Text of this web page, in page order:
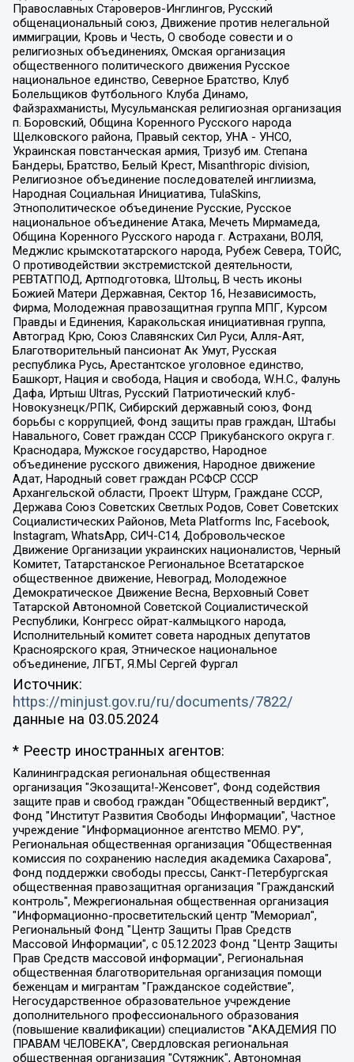
Православных Староверов-Инглингов, Русский
общенациональный союз, Движение против нелегальной
иммиграции, Кровь и Честь, О свободе совести и о
религиозных объединениях, Омская организация
общественного политического движения Русское
национальное единство, Северное Братство, Клуб
Болельщиков Футбольного Клуба Динамо,
Файзрахманисты, Мусульманская религиозная организация
п. Боровский, Община Коренного Русского народа
Щелковского района, Правый сектор, УНА - УНСО,
Украинская повстанческая армия, Тризуб им. Степана
Бандеры, Братство, Белый Крест, Misanthropic division,
Религиозное объединение последователей инглиизма,
Народная Социальная Инициатива, TulaSkins,
Этнополитическое объединение Русские, Русское
национальное объединение Атака, Мечеть Мирмамеда,
Община Коренного Русского народа г. Астрахани, ВОЛЯ,
Меджлис крымскотатарского народа, Рубеж Севера, ТОЙС,
О противодействии экстремистской деятельности,
РЕВТАТПОД, Артподготовка, Штольц, В честь иконы
Божией Матери Державная, Сектор 16, Независимость,
Фирма, Молодежная правозащитная группа МПГ, Курсом
Правды и Единения, Каракольская инициативная группа,
Автоград Крю, Союз Славянских Сил Руси, Алля-Аят,
Благотворительный пансионат Ак Умут, Русская
республика Русь, Арестантское уголовное единство,
Башкорт, Нация и свобода, Нация и свобода, W.H.С., Фалунь
Дафа, Иртыш Ultras, Русский Патриотический клуб-
Новокузнецк/РПК, Сибирский державный союз, Фонд
борьбы с коррупцией, Фонд защиты прав граждан, Штабы
Навального, Совет граждан СССР Прикубанского округа г.
Краснодара, Мужское государство, Народное
объединение русского движения, Народное движение
Адат, Народный совет граждан РСФСР СССР
Архангельской области, Проект Штурм, Граждане СССР,
Держава Союз Советских Светлых Родов, Совет Советских
Социалистических Районов, Meta Platforms Inc, Facebook,
Instagram, WhatsApp, СИЧ-С14, Добровольческое
Движение Организации украинских националистов, Черный
Комитет, Татарстанское Региональное Всетатарское
общественное движение, Невоград, Молодежное
Демократическое Движение Весна, Верховный Совет
Татарской Автономной Советской Социалистической
Республики, Конгресс ойрат-калмыцкого народа,
Исполнительный комитет совета народных депутатов
Красноярского края, Этническое национальное
объединение, ЛГБТ, Я.МЫ Сергей Фургал
Источник:
https://minjust.gov.ru/ru/documents/7822/
данные на 03.05.2024
* Реестр иностранных агентов:
Калининградская региональная общественная организация "Экозащита!-Женсовет", Фонд содействия защите прав и свобод граждан "Общественный вердикт", Фонд "Институт Развития Свободы Информации", Частное учреждение "Информационное агентство МЕМО. РУ", Региональная общественная организация "Общественная комиссия по сохранению наследия академика Сахарова", Фонд поддержки свободы прессы, Санкт-Петербургская общественная правозащитная организация "Гражданский контроль", Межрегиональная общественная организация "Информационно-просветительский центр "Мемориал", Региональный Фонд "Центр Защиты Прав Средств Массовой Информации", с 05.12.2023 Фонд "Центр Защиты Прав Средств массовой информации", Региональная общественная благотворительная организация помощи беженцам и мигрантам "Гражданское содействие", Негосударственное образовательное учреждение дополнительного профессионального образования (повышение квалификации) специалистов "АКАДЕМИЯ ПО ПРАВАМ ЧЕЛОВЕКА", Свердловская региональная общественная организация "Сутяжник", Автономная некоммерческая организация "Центр независимых социологических исследований", Союз общественных объединений "Российский исследовательский центр по правам человека", Региональное общественное учреждение научно-информационный центр "МЕМОРИАЛ", Некоммерческая организация "Фонд защиты гласности", Автономная некоммерческая организация "Институт прав человека", Городская общественная организация "Екатеринбургское общество "МЕМОРИАЛ", Городская общественная организация "Рязанское историко-просветительское и правозащитное общество "Мемориал" (Рязанский Мемориал), Челябинский региональный орган общественной самодеятельности – женское общественное объединение "Женщины Евразии", Челябинский региональный орган общественной самодеятельности "Уральская правозащитная группа", Фонд содействия защите здоровья и социальной справедливости имени Андрея Рылькова, Автономная Некоммерческая Организация "Аналитический Центр Юрия Левады", Автономная некоммерческая организация социальной поддержки населения "Проект Апрель", Региональная общественная организация помощи женщинам и детям, находящимся в кризисной ситуации "Информационно-методический центр "Анна", Фонд содействия развитию массовых коммуникаций и правовому просвещению "Так-так-Так", Фонд содействия устойчивому развитию "Серебряная тайга", Свердловский региональный общественный фонд социальных проектов "Новое время", "Idel.Реалии", Кавказ.Реалии, Крым.Реалии, Телеканал Настоящее Время, Татаро-башкирская служба Радио Свобода (Azatliq Radiosi), Радио Свободная Европа/Радио Свобода (PCE/PC), "Сибирь.Реалии", "Фактограф", Благотворительный фонд помощи осужденным и их семьям, Автономная некоммерческая организация "Институт глобализации и социальных движений", Фонд "В защиту прав заключенных", Частное учреждение "Центр поддержки и содействия развитию средств массовой информации", Пензенский региональный общественный благотворительный фонд "Гражданский союз", "Север.Реалии", Некоммерческая организация Фонд "Правовая инициатива", Общество с ограниченной ответственностью "Радио Свободная Европа/Радио Свобода", Чешское информационное агентство "MEDIUM-ORIENT", Красноярская региональная общественная организация "Мы против СПИДа", Камалягин Денис Николаевич, Маркелов Сергей Евгеньевич, Пономарев Лев Александрович, Савицкая Людмила Алексеевна, Автономная некоммерческая организация "Центр по работе с проблемой насилия "НАСИЛИЮ.НЕТ", Межрегиональный профессиональный союз работников здравоохранения "Альянс врачей", Юридическое лицо, зарегистрированное в Латвийской Республике, SIA "Medusa Project" (регистрационный номер 40103797863, дата регистрации 10.06.2014), Некоммерческая организация "Фонд по борьбе с коррупцией", Автономная некоммерческая организация "Институт права и публичной политики", Баданин Роман Сергеевич, Гликин Максим Александрович, Железнова Мария Михайловна, Лукьянова Юлия Сергеевна, Маетная Елизавета Витальевна, Маняхин Петр Борисович, Чуракова Ольга Владимировна, Ярош Юлия Петровна, Юридическое лицо "The Insider SIA", зарегистрированное в Риге, Латвийская Республика (дата регистрации 26.06.2015), являющееся администратором доменного имени интернет-издания "The Insider SIA", https://theins.ru, Постернак Алексей Евгеньевич, Рубин Михаил Аркадьевич, Анин Роман Александрович, Юридическое лицо Istories fonds, зарегистрированное в Латвийской Республике (регистрационный номер 50008295751, дата регистрации 24.02.2020), Великовский Дмитрий Александрович, Долинина Ирина Николаевна, Мароховская Алеся Алексеевна, Шлейнов Роман Юрьевич, Шмагун Олеся Валентиновна, Общество с ограниченной ответственностью "Альтаир 2021", Общество с ограниченной ответственностью "Вега 2021", Общество с ограниченной ответственностью "Главный редактор 2021", Общество с ограниченной ответственностью "Ромашки монолит", Важенков Артем Валерьевич, Ивановская областная общественная организация "Центр гендерных исследований", Гурман Юрий Альбертович, Медиапроект "ОВД-Инфо", Егоров Владимир Владимирович, Жилинский Владимир Александрович, Общество с ограниченной ответственностью "ЗП", Иванова София Юрьевна, Карезина Инна Павловна, Кильтау Екатерина Викторовна, Петров Алексей Викторович, Пискунов Сергей Евгеньевич, Смирнов Сергей Сергеевич, Тихонов Михаил Сергеевич, Общество с ограниченной ответственностью "ЖУРНАЛИСТ-ИНОСТРАННЫЙ АГЕНТ", Арапова Галина Юрьевна, Вольтская Татьяна Анатольевна, Американская компания "Mason G.E.S. Anonymous Foundation" (США), являющаяся владельцем интернет-издания https://mnews.world/, Компания "Stichting Bellingcat", зарегистрированная в Нидерландах (дата регистрации 11.07.2018), Захаров Андрей Вячеславович, Клепиковская Екатерина Дмитриевна, Общество с ограниченной ответственностью "МЕМО", Перл Роман Александрович, Симонов Евгений Алексеевич, Соловьева Елена Анатольевна, Сотников Даниил Владимирович, Сурначева Елизавета Дмитриевна, Автономная некоммерческая организация по защите прав человека и информированию населения "Якутия – Наше Мнение", Общество с ограниченной ответственностью "Москоу диджитал медиа", с 26.01.2023 Общество с ограниченной ответственностью "Чайка Белые сады", Ветошкина Валерия Валерьевна, Заговора Максим Александрович, Межрегиональное общественное движение "Российская ЛГБТ - сеть", Оленичев Максим Владимирович, Павлов Иван Юрьевич, Скворцова Елена Сергеевна, Общество с ограниченной ответственностью "Как бы инагент", Кочетков Игорь Викторович, Общество с ограниченной ответственностью "Честные выборы", Еланчик Олег Александрович, Общество с ограниченной ответственностью "Нобелевский призыв", Гималова Регина Эмилевна, Григорьев Андрей Валерьевич, Григорьева Алина Александровна, Ассоциация по содействию защите прав призывников, альтернативнослужащих и военнослужащих "Правозащитная группа "Гражданин.Армия.Право", Хисамова Регина Фаритовна, Автономная некоммерческая организация по реализации социально-правовых программ "Лилит", Дальневосточное общественное движение "Маяк", Санкт-Петербургская ЛГБТ-инициативная группа "Выход", Инициативная группа ЛГБТ+ "Реверс", Алексеев Андрей Викторович, Бекбулатова Таисия Львовна, Беляев Иван Михайлович, Владыкина Елена Сергеевна, Гельман Марат Александрович, Никульшина Вероника Юрьевна, Толоконникова Надежда Андреевна, Шендерович Виктор Анатольевич, Общество с ограниченной ответственностью "Данное сообщение", Общество с ограниченной ответственностью Издательский дом "Новая глава", Айнбиндер Александра Александровна, Московский комьюнити-центр для ЛГБТ+инициатив, Благотворительный фонд развития филантропии, Deutsche Welle (Германия, Kurt-Schumacher-Strasse 3, 53113 Bonn), Борзунова Мария Михайловна, Воробьев Виктор Викторович, Голубева Анна Львовна, Константинова Алла Михайловна, Малкова Ирина Владимировна, Мурадов Мурад Абдулгалимович, Осетинская Елизавета Николаевна, Понасенков Евгений Николаевич, Ганапольский Матвей Юрьевич, Киселев Евгений Алексеевич, Борухович Ирина Григорьевна, Дремин Иван Тимофеевич, Дубровский Дмитрий Викторович, Красноярская региональная общественная организация поддержки и развития альтернативных образовательных технологий и межкультурных коммуникаций "ИНТЕРРА", Маяковская Екатерина Алексеевна, Фейгин Марк Захарович, Филимонов Андрей Викторович, Дзугкоева Регина Николаевна, Доброхотов Роман Александрович, Дудь Юрий Александрович, Елкин Сергей Владимирович, Кругликов Кирилл Игоревич, Сабунаева Мария Леонидовна, Семенов Алексей Владимирович, Шаинян Карен Багратович, Шульман Екатерина Михайловна, Асафьев Артур Валерьевич, Вахштайн Виктор Семенович, Венедиктов Алексей Алексеевич, Лушникова Екатерина Евгеньевна, Волков Леонид Михайлович, Невзоров Александр Глебович, Пархоменко Сергей Борисович, Сироткин Ярослав Николаевич, Кара-Мурза Владимир Владимирович, Баранова Наталья Владимировна, Гозман Леонид Яковлевич, Кагарлицкий Борис Юльевич, Климарев Михаил Валерьевич, Милов Владимир Станиславович, Автономная некоммерческая организация Краснодарский центр современного искусства "Типография", Моргенштерн Алишер Тагирович, Соболь Любовь Эдуардовна, Общество с ограниченной ответственностью "ЛИЗА НОРМ", Каспаров Гарри Кимович, Ходорковский Михаил Борисович, Общество с ограниченной ответственностью "Апрельские тезисы", Данилович Ирина Брониславовна, Кашин Олег Владимирович, Петров Николай Владимирович, Пивоваров Алексей Владимирович, Соколов Михаил Владимирович, Цветкова Юлия Владимировна, Чичваркин Евгений Александрович, Комитет против пыток/Команда против пыток, Общество с ограниченной ответственностью "Первый научный", Общество с ограниченной ответственностью "Вертолет и ко", Белоцерковская Вероника Борисовна, Кац Максим Евгеньевич, Лазарева Татьяна Юрьевна, Шаведдинов Руслан Табризович, Яшин Илья Валерьевич, Общество с ограниченной ответственностью "Иноагент ААВ", Алешковский Дмитрий Петрович, Альбац Евгения Марковна, Быков Дмитрий Львович, Галямина Юлия Евгеньевна, Лойко Сергей Леонидович, Мартынов Кирилл Константинович, Медведев Сергей Александрович, Крашенинников Федор Геннадиевич, Гордеева Катерина Вл